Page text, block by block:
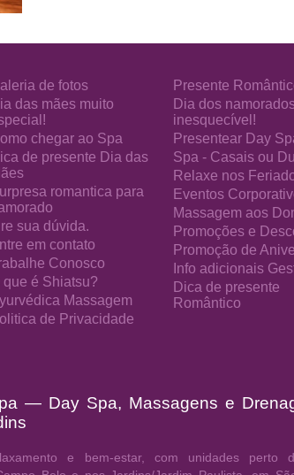
de fotos
das mães muito
chegar ao Spa
de presente Dia das
romantica para
sua dúvida.
em contato
Conosco
que é Shiatsu?
Massagem
de Privacidade
Presente
Dia dos
inesquecível!
Presentear Day
Spa - Casais ou
Relaxe nos
Eventos
Massagem aos
Promoções e
Promoção de
Info adicionais
Dica de presente
Romântico
— Day Spa, Massagens e
e bem-estar, com unidades perto